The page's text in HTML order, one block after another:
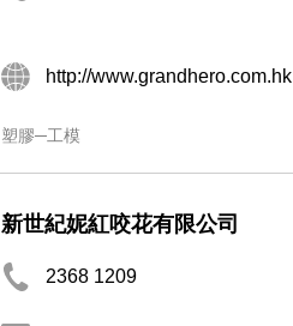
http://www.grandhero.com.hk
塑膠─工模
新世紀妮紅咬花有限公司
2368 1209